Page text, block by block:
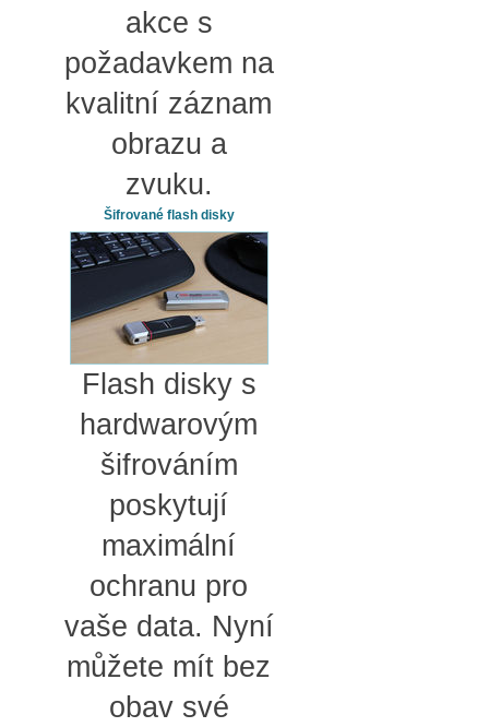
akce s
požadavkem na
kvalitní záznam
obrazu a
zvuku.
Šifrované flash disky
Flash disky s
hardwarovým
šifrováním
poskytují
maximální
ochranu pro
vaše data. Nyní
můžete mít bez
obav své